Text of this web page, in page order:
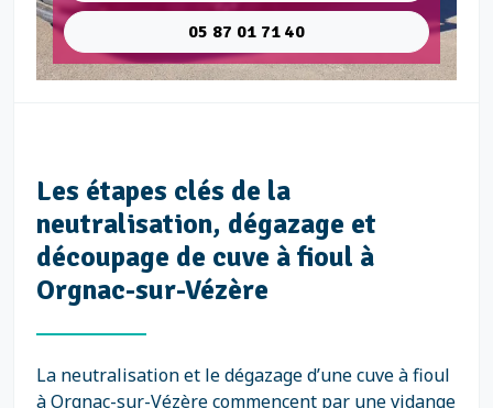
05 87 01 71 40
Les étapes clés de la
neutralisation, dégazage et
découpage de cuve à fioul à
Orgnac-sur-Vézère
La neutralisation et le dégazage d’une cuve à fioul
à Orgnac-sur-Vézère commencent par une vidange